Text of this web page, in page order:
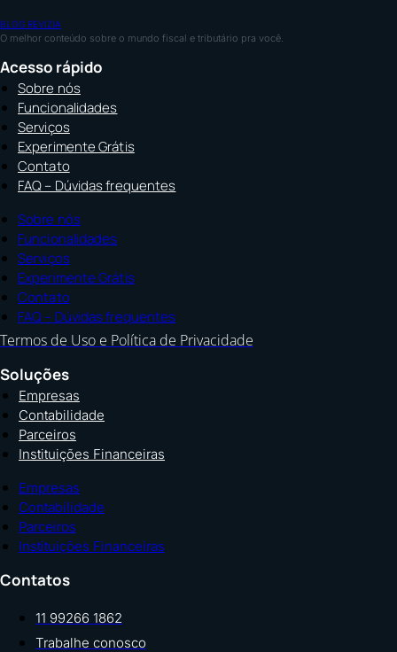
BLOG REVIZIA
O melhor conteúdo sobre o mundo fiscal e tributário pra você.
Acesso rápido
Sobre nós
Funcionalidades
Serviços
Experimente Grátis
Contato
FAQ – Dúvidas frequentes
Sobre nós
Funcionalidades
Serviços
Experimente Grátis
Contato
FAQ – Dúvidas frequentes
Termos de Uso e Política de Privacidade
Soluções
Empresas
Contabilidade
Parceiros
Instituições Financeiras
Empresas
Contabilidade
Parceiros
Instituições Financeiras
Contatos
11 99266 1862
Trabalhe conosco